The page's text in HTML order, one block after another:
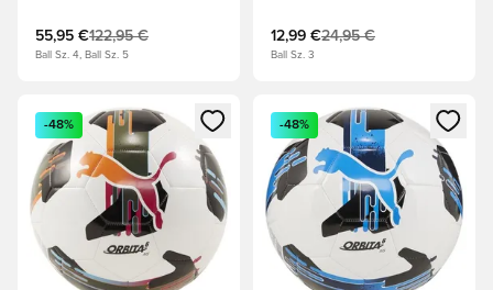
55,95 €122,95 €
Ball Sz. 4, Ball Sz. 5
12,99 €24,95 €
Ball Sz. 3
Ανοίγει ένα Modal για να συνδεθείτε ή να εγγραφείτε ως
-48%
Ανοίγει ένα Modal για να
-48%